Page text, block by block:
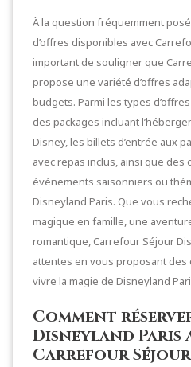
À la question fréquemment
d’offres disponibles avec
important de souligner que
propose une variété d’offres
budgets. Parmi les types
des packages incluant
Disney, les billets d’entrée aux
avec repas inclus, ainsi que
événements saisonniers ou
Disneyland Paris. Que vous
magique en famille, une
romantique, Carrefour Séjour
attentes en vous proposant
vivre la magie de Disneyland
Comment
Disneyland Paris
Carrefour Séjour